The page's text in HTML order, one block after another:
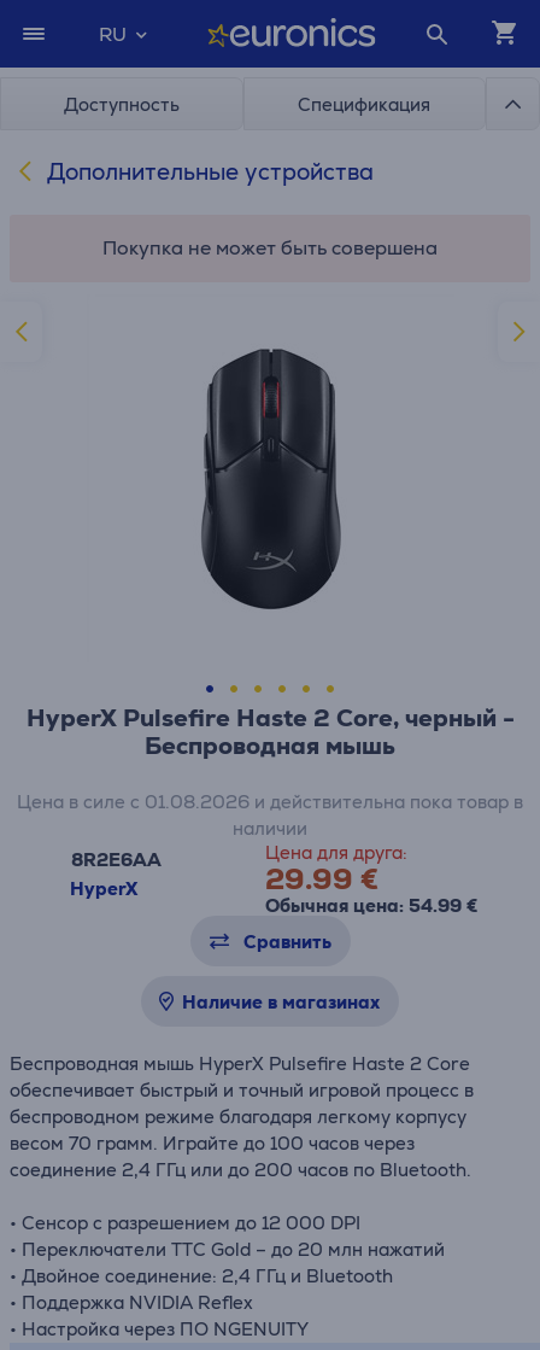
RU
Доступность Спецификация
Дополнительные устройства
Покупка не может быть совершена
HyperX Pulsefire Haste 2 Core, черный -
Беспроводная мышь
8R2E6AA
HyperX
Цена для друга:
29.99 €
Обычная цена: 54.99 €
Цена в силе с 01.08.2026 и действительна пока товар в
наличии
Сравнить
Наличие в магазинах
Беспроводная мышь HyperX Pulsefire Haste 2 Core
обеспечивает быстрый и точный игровой процесс в
беспроводном режиме благодаря легкому корпусу
весом 70 грамм. Играйте до 100 часов через
соединение 2,4 ГГц или до 200 часов по Bluetooth.
• Сенсор с разрешением до 12 000 DPI
• Переключатели TTC Gold – до 20 млн нажатий
• Двойное соединение: 2,4 ГГц и Bluetooth
• Поддержка NVIDIA Reflex
• Настройка через ПО NGENUITY